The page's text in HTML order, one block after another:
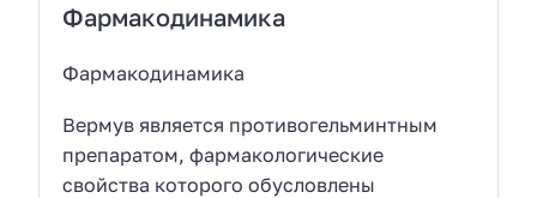
Фармакодинамика
Фармакодинамика
Вермув является противогельминтным
препаратом, фармакологические
свойства которого обусловлены